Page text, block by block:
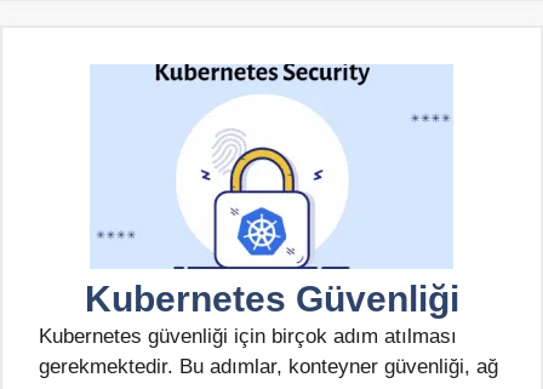
Kubernetes Güvenliği
Kubernetes güvenliği için birçok adım atılması
gerekmektedir. Bu adımlar, konteyner güvenliği, ağ